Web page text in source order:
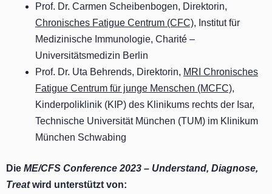
Prof. Dr. Carmen Scheibenbogen, Direktorin,
Chronisches Fatigue Centrum (CFC), Institut für
Medizinische Immunologie, Charité –
Universitätsmedizin Berlin
Prof. Dr. Uta Behrends, Direktorin, MRI Chronisches
Fatigue Centrum für junge Menschen (MCFC),
Kinderpoliklinik (KIP) des Klinikums rechts der Isar,
Technische Universität München (TUM) im Klinikum
München Schwabing
Die ME/CFS Conference 2023 – Understand, Diagnose,
Treatwird unterstützt von: